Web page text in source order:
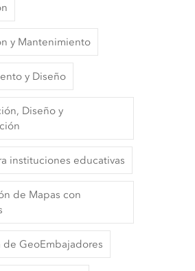
y Mantenimiento
y Diseño
Diseño y
instituciones educativas
de Mapas con
de GeoEmbajadores